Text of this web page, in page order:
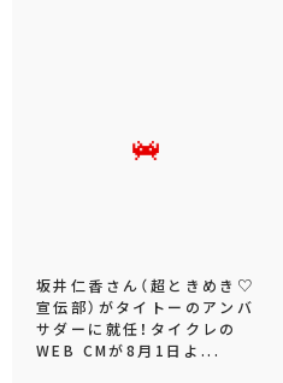
坂井仁香さん（超ときめき♡
宣伝部）がタイトーのアンバ
サダーに就任！タイクレの
WEB CMが8月1日よ...